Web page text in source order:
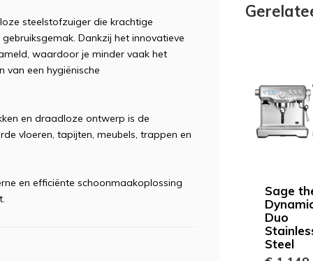
Sage
Duo
Steel
steelstofzuiger die krachtige
Dankzij het innovatieve
waardoor je minder vaak het
van een hygiënische
en draadloze ontwerp is de
vloeren, tapijten, meubels, trappen en
en efficiënte schoonmaakoplossing